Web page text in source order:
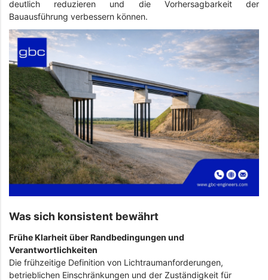
deutlich reduzieren und die Vorhersagbarkeit der
Bauausführung verbessern können.
Was sich konsistent bewährt
Frühe Klarheit über Randbedingungen und
Verantwortlichkeiten
Die frühzeitige Definition von Lichtraumanforderungen,
betrieblichen Einschränkungen und der Zuständigkeit für